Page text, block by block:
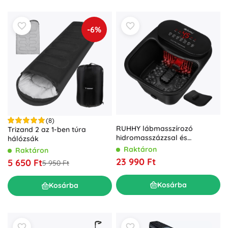
-6%
(8)
Trizand 2 az 1-ben túra
hálózsák
Raktáron
5 650 Ft5 950 Ft
Kosárba
RUHHY lábmasszírozó
hidromasszázzsal és
melegítéssel, SPA, 550 W
Raktáron
23 990 Ft
Kosárba